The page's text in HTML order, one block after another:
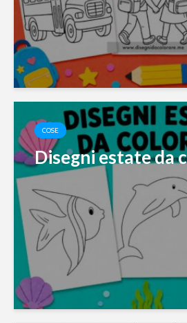
COSE
Disegni estate da